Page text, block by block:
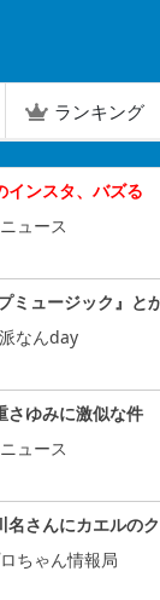
ランキング
インスタ、バズる
ュース
ミュージック』と
なんday
さゆみに激似な件
ュース
名さんにカエルの
ちゃん情報局